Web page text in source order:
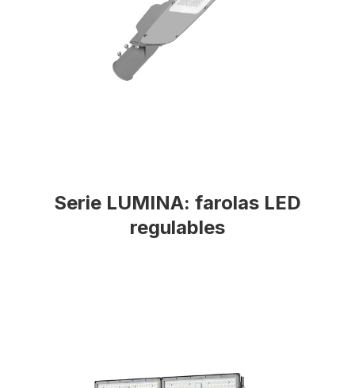
Serie LUMINA: farolas LED
regulables